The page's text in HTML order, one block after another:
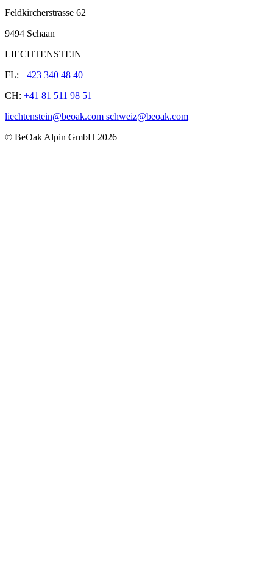
Feldkircherstrasse 62
9494 Schaan
LIECHTENSTEIN
FL: +423 340 48 40
CH: +41 81 511 98 51
liechtenstein@beoak.com schweiz@beoak.com
© BeOak Alpin GmbH 2026